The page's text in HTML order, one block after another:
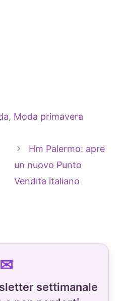
, Moda primavera
Hm Palermo: apre
un nuovo Punto
Vendita italiano
settimanale